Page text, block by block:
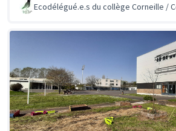
Ecodélégué.e.s du collège Corneille /